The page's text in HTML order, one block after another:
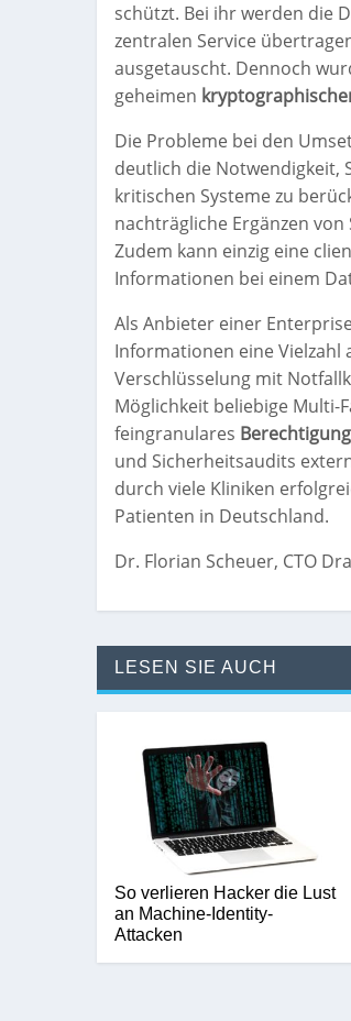
schützt. Bei ihr werden die
zentralen Service
ausgetauscht. Dennoch
geheimen
Die Probleme bei den
deutlich die Notwendigkeit,
kritischen Systeme zu
nachträgliche Ergänzen
Zudem kann einzig eine
Informationen bei einem
Als Anbieter einer
Informationen eine Vielzahl
Verschlüsselung mit
Möglichkeit beliebige Multi-
feingranulares
und Sicherheitsaudits
durch viele Kliniken
Patienten in Deutschland.
Dr. Florian Scheuer, CTO
LESEN SIE AUCH
So verlieren Hacker die Lust
an Machine-Identity-
Attacken